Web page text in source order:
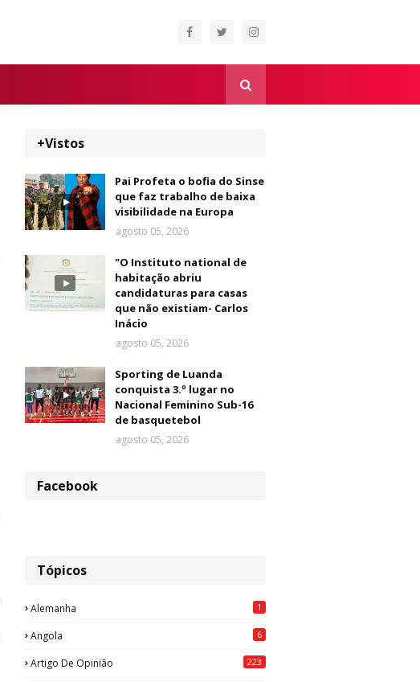
+Vistos
Pai Profeta o bofia do Sinse
que faz trabalho de baixa
visibilidade na Europa
agosto 05, 2026
"O Instituto national de
habitação abriu
candidaturas para casas
que não existiam- Carlos
Inácio
agosto 05, 2026
Sporting de Luanda
conquista 3.º lugar no
Nacional Feminino Sub-16
de basquetebol
agosto 05, 2026
Facebook
Tópicos
Alemanha 1
Angola 6
Artigo De Opinião 223